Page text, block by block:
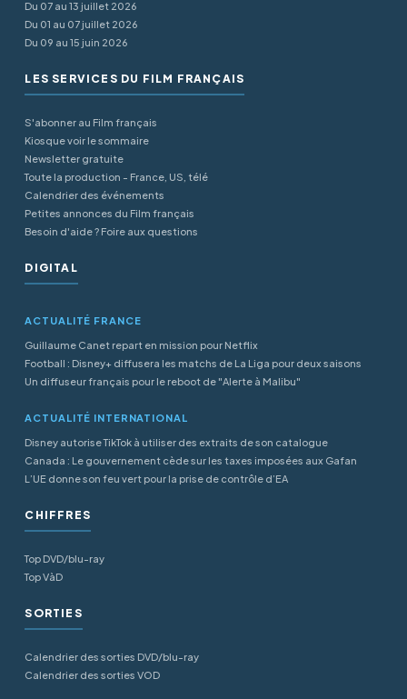
Du 07 au 13 juillet 2026
Du 01 au 07 juillet 2026
Du 09 au 15 juin 2026
LES SERVICES DU FILM FRANÇAIS
S'abonner au Film français
Kiosque voir le sommaire
Newsletter gratuite
Toute la production - France, US, télé
Calendrier des événements
Petites annonces du Film français
Besoin d'aide ? Foire aux questions
DIGITAL
ACTUALITÉ FRANCE
Guillaume Canet repart en mission pour Netflix
Football : Disney+ diffusera les matchs de La Liga pour deux saisons
Un diffuseur français pour le reboot de "Alerte à Malibu"
ACTUALITÉ INTERNATIONAL
Disney autorise TikTok à utiliser des extraits de son catalogue
Canada : Le gouvernement cède sur les taxes imposées aux Gafan
L’UE donne son feu vert pour la prise de contrôle d’EA
CHIFFRES
Top DVD/blu-ray
Top VàD
SORTIES
Calendrier des sorties DVD/blu-ray
Calendrier des sorties VOD